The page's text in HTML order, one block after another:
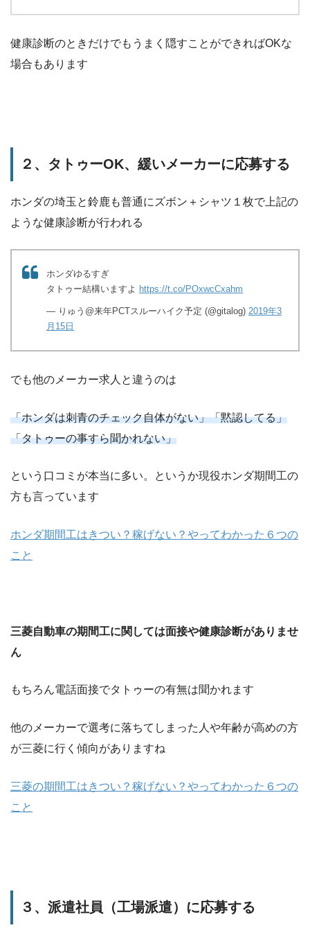
健康診断のときだけでもうまく隠すことができればOKな
場合もあります
２、タトゥーOK、緩いメーカーに応募する
ホンダの埼玉と鈴鹿も普通にズボン＋シャツ１枚で上記の
ような健康診断が行われる
ホンダゆるすぎ
タトゥー結構いますよ https://t.co/POxwcCxahm
— りゅう@来年PCTスルーハイク予定 (@gitalog) 2019年3
月15日
でも他のメーカー求人と違うのは
「ホンダは刺青のチェック自体がない」「黙認してる」
「タトゥーの事すら聞かれない」
という口コミが本当に多い。というか現役ホンダ期間工の
方も言っています
ホンダ期間工はきつい？稼げない？やってわかった６つの
こと
三菱自動車の期間工に関しては面接や健康診断がありませ
ん
もちろん電話面接でタトゥーの有無は聞かれます
他のメーカーで選考に落ちてしまった人や年齢が高めの方
が三菱に行く傾向がありますね
三菱の期間工はきつい？稼げない？やってわかった６つの
こと
３、派遣社員（工場派遣）に応募する